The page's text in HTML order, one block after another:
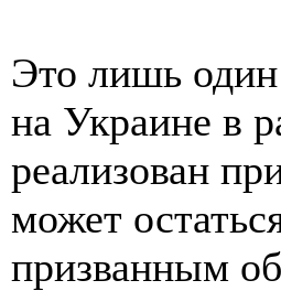
Это лишь один
на Украине в
реализован
может
призванным